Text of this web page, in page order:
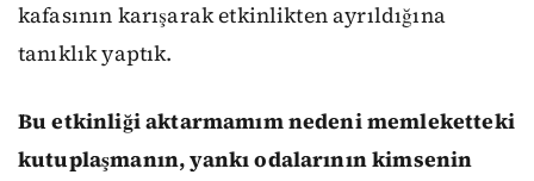
kafasının karışarak etkinlikten ayrıldığına
tanıklık yaptık.
Bu etkinliği aktarmamım nedeni memleketteki
kutuplaşmanın, yankı odalarının kimsenin